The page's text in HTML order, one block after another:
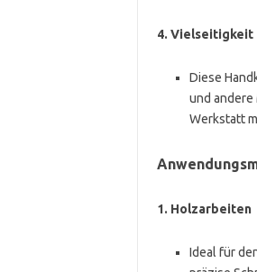
4. Vielseitigkeit
Diese
und
Werkstatt
1. Holzarbeiten
Ideal für